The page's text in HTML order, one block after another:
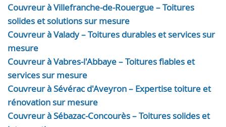
Couvreur à Villefranche-de-Rouergue – Toitures
solides et solutions sur mesure
Couvreur à Valady – Toitures durables et services sur
mesure
Couvreur à Vabres-l'Abbaye – Toitures fiables et
services sur mesure
Couvreur à Sévérac d'Aveyron – Expertise toiture et
rénovation sur mesure
Couvreur à Sébazac-Concourès – Toitures solides et